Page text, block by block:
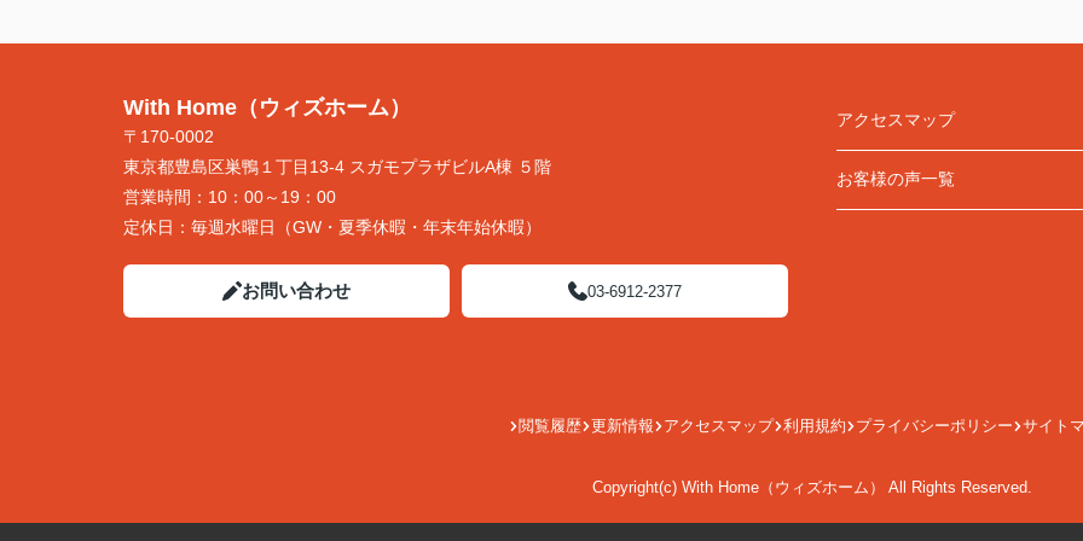
With Home（ウィズホーム）
〒170-0002
東京都豊島区巣鴨１丁目13-4 スガモプラザビルA棟 ５階
営業時間： 10：00～19：00
定休日： 毎週水曜日（GW・夏季休暇・年末年始休暇）
お問い合わせ 03-6912-2377
アクセスマップ
お客様の声一覧
閲覧履歴 更新情報 アクセスマップ 利用規約 プライバシーポリシー サイト
Copyright(c) With Home（ウィズホーム） All Rights Reserved.